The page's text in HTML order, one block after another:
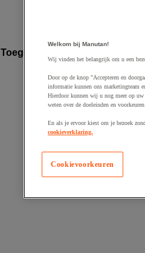
Toegevoegd aan winkelwagen
Welkom bij Manutan!
Wij vinden het belangrijk om u een
Door op de knop "Accepteren en
informatie kunnen ons marketingteam
Hierdoor kunnen wij u nog meer op uw
weten over de doeleinden en
En als je ervoor kiest om je bezoek
cookieverklaring.
Cookievoorkeuren